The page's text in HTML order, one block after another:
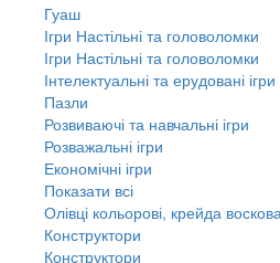
Гуаш
Ігри Настільні та головоломки
Ігри Настільні та головоломки
Інтелектуальні та ерудовані ігри
Пазли
Розвиваючі та навчальні ігри
Розважальні ігри
Економічні ігри
Показати всі
Олівці кольорові, крейда
Конструктори
Конструктори